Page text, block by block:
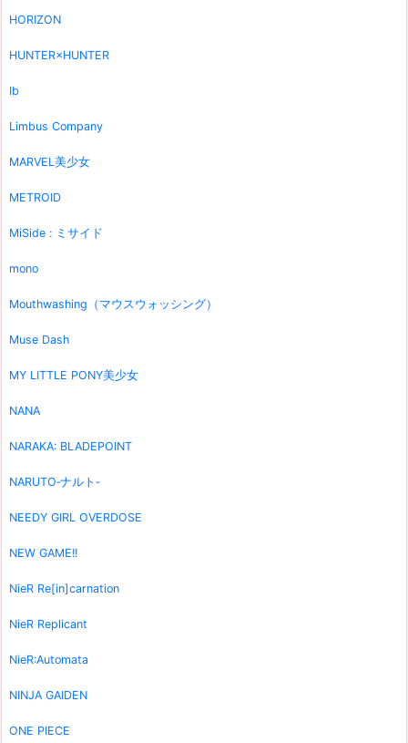
HORIZON
HUNTER×HUNTER
Ib
Limbus Company
MARVEL美少女
METROID
MiSide : ミサイド
mono
Mouthwashing（マウスウォッシング）
Muse Dash
MY LITTLE PONY美少女
NANA
NARAKA: BLADEPOINT
NARUTO‐ナルト‐
NEEDY GIRL OVERDOSE
NEW GAME!!
NieR Re[in]carnation
NieR Replicant
NieR:Automata
NINJA GAIDEN
ONE PIECE